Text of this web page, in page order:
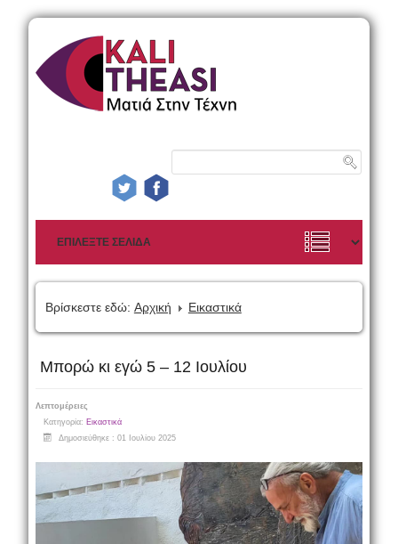
Βρίσκεστε εδώ: Αρχική Εικαστικά
Μπορώ κι εγώ 5 – 12 Ιουλίου
Λεπτομέρειες
Κατηγορία: Εικαστικά
Δημοσιεύθηκε : 01 Ιουλίου 2025